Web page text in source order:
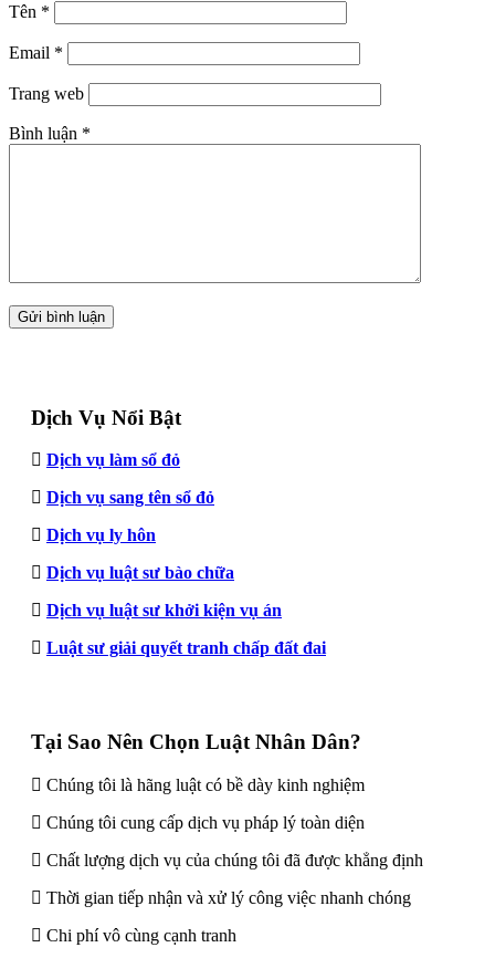
Tên *
Email *
Trang web
Bình luận *
Dịch Vụ Nổi Bật
Dịch vụ làm sổ đỏ
Dịch vụ sang tên sổ đỏ
Dịch vụ ly hôn
Dịch vụ luật sư bào chữa
Dịch vụ luật sư khởi kiện vụ án
Luật sư giải quyết tranh chấp đất đai
Tại Sao Nên Chọn Luật Nhân Dân?
Chúng tôi là hãng luật có bề dày kinh nghiệm
Chúng tôi cung cấp dịch vụ pháp lý toàn diện
Chất lượng dịch vụ của chúng tôi đã được khẳng định
Thời gian tiếp nhận và xử lý công việc nhanh chóng
Chi phí vô cùng cạnh tranh